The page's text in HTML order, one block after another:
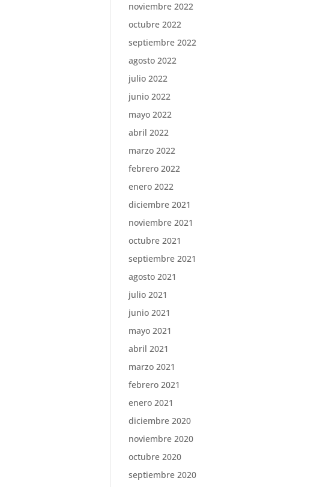
noviembre 2022
octubre 2022
septiembre 2022
agosto 2022
julio 2022
junio 2022
mayo 2022
abril 2022
marzo 2022
febrero 2022
enero 2022
diciembre 2021
noviembre 2021
octubre 2021
septiembre 2021
agosto 2021
julio 2021
junio 2021
mayo 2021
abril 2021
marzo 2021
febrero 2021
enero 2021
diciembre 2020
noviembre 2020
octubre 2020
septiembre 2020